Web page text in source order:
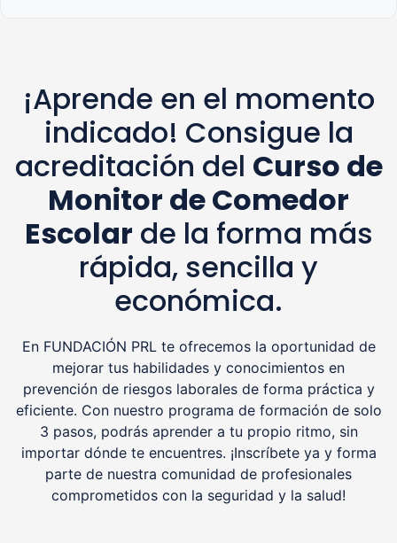
¡Aprende en el momento
indicado! Consigue la
acreditación del Curso de
Monitor de Comedor
Escolar de la forma más
rápida, sencilla y
económica.
En FUNDACIÓN PRL te ofrecemos la oportunidad de
mejorar tus habilidades y conocimientos en
prevención de riesgos laborales de forma práctica y
eficiente. Con nuestro programa de formación de solo
3 pasos, podrás aprender a tu propio ritmo, sin
importar dónde te encuentres. ¡Inscríbete ya y forma
parte de nuestra comunidad de profesionales
comprometidos con la seguridad y la salud!